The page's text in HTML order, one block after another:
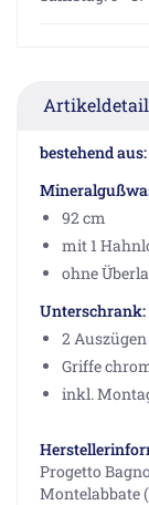
bestehend aus:
92 cm
mit 1
ohne
Unterschrank:
2
Griffe
inkl.
Progetto
Montelabbate